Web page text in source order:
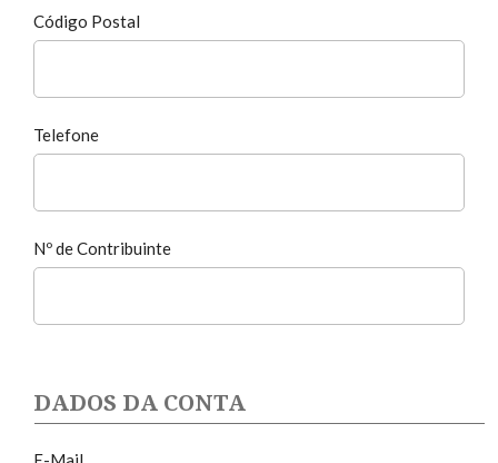
Código Postal
Telefone
Nº de Contribuinte
DADOS DA CONTA